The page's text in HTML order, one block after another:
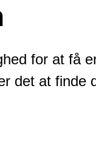
for at få
det at finde